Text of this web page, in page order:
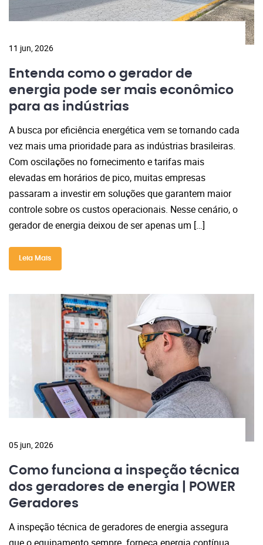
11 jun, 2026
Entenda como o gerador de
energia pode ser mais econômico
para as indústrias
A busca por eficiência energética vem se tornando cada
vez mais uma prioridade para as indústrias brasileiras.
Com oscilações no fornecimento e tarifas mais
elevadas em horários de pico, muitas empresas
passaram a investir em soluções que garantem maior
controle sobre os custos operacionais. Nesse cenário, o
gerador de energia deixou de ser apenas um […]
Leia Mais
05 jun, 2026
Como funciona a inspeção técnica
dos geradores de energia | POWER
Geradores
A inspeção técnica de geradores de energia assegura
que o equipamento sempre forneça energia contínua